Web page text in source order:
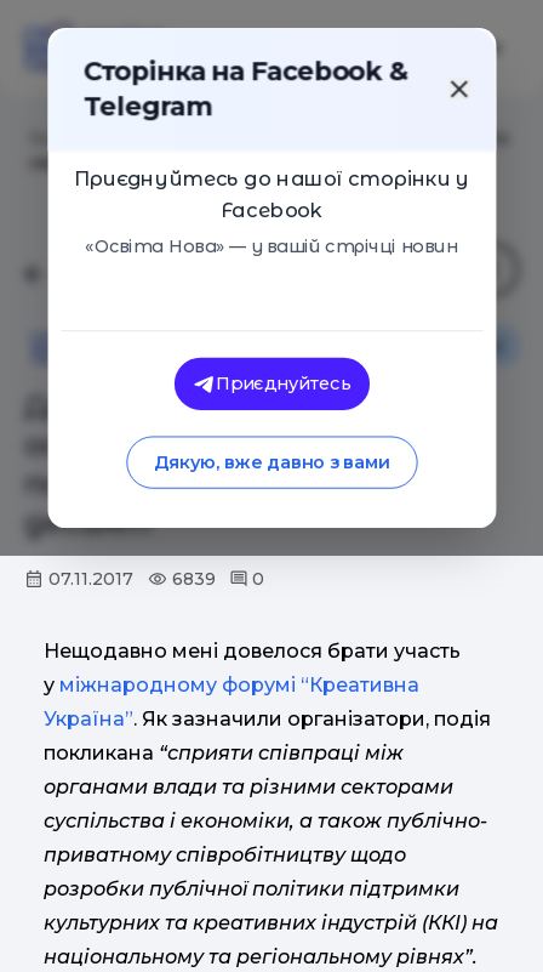
Для творення сучасного
освітнього середовища
потрібен креативний
десант
07.11.2017 6839 0
Нещодавно мені довелося брати участь
у міжнародному форумі “Креативна
Україна”. Як зазначили організатори, подія
покликана “сприяти співпраці між
органами влади та різними секторами
суспільства і економіки, а також публічно-
приватному співробітництву щодо
розробки публічної політики підтримки
культурних та креативних індустрій (ККІ) на
національному та регіональному рівнях”.
Сторінка на Facebook &
Telegram
Приєднуйтесь до нашої сторінки у
Facebook
«Освіта Нова» — у вашій стрічці новин
Приєднуйтесь
Дякую, вже давно з вами